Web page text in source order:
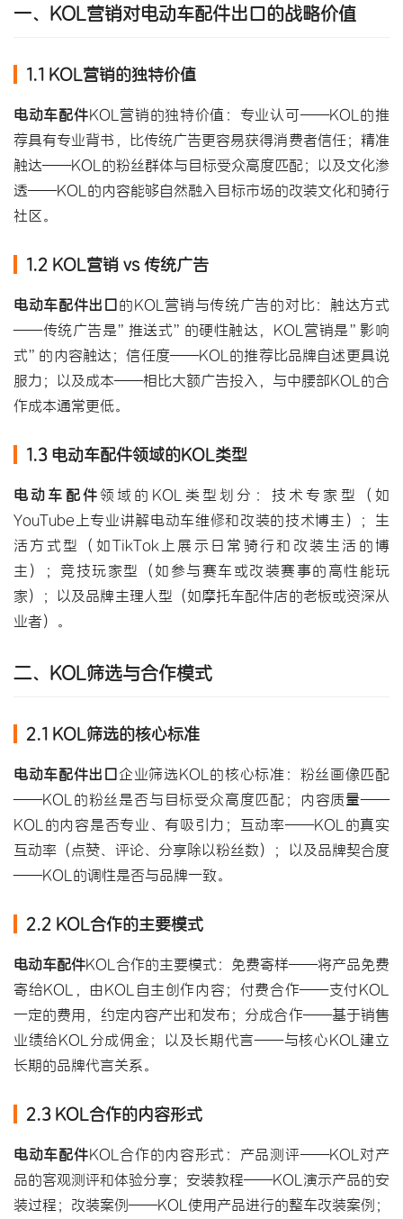
一、KOL营销对电动车配件出口的战略价值
1.1 KOL营销的独特价值
电动车配件KOL营销的独特价值：专业认可——KOL的推
荐具有专业背书，比传统广告更容易获得消费者信任；精准
触达——KOL的粉丝群体与目标受众高度匹配；以及文化渗
透——KOL的内容能够自然融入目标市场的改装文化和骑行
社区。
1.2 KOL营销 vs 传统广告
电动车配件出口的KOL营销与传统广告的对比：触达方式
——传统广告是”推送式”的硬性触达，KOL营销是”影响
式”的内容触达；信任度——KOL的推荐比品牌自述更具说
服力；以及成本——相比大额广告投入，与中腰部KOL的合
作成本通常更低。
1.3 电动车配件领域的KOL类型
电动车配件领域的KOL类型划分：技术专家型（如
YouTube上专业讲解电动车维修和改装的技术博主）；生
活方式型（如TikTok上展示日常骑行和改装生活的博
主）；竞技玩家型（如参与赛车或改装赛事的高性能玩
家）；以及品牌主理人型（如摩托车配件店的老板或资深从
业者）。
二、KOL筛选与合作模式
2.1 KOL筛选的核心标准
电动车配件出口企业筛选KOL的核心标准：粉丝画像匹配
——KOL的粉丝是否与目标受众高度匹配；内容质量——
KOL的内容是否专业、有吸引力；互动率——KOL的真实
互动率（点赞、评论、分享除以粉丝数）；以及品牌契合度
——KOL的调性是否与品牌一致。
2.2 KOL合作的主要模式
电动车配件KOL合作的主要模式：免费寄样——将产品免费
寄给KOL，由KOL自主创作内容；付费合作——支付KOL
一定的费用，约定内容产出和发布；分成合作——基于销售
业绩给KOL分成佣金；以及长期代言——与核心KOL建立
长期的品牌代言关系。
2.3 KOL合作的内容形式
电动车配件KOL合作的内容形式：产品测评——KOL对产
品的客观测评和体验分享；安装教程——KOL演示产品的安
装过程；改装案例——KOL使用产品进行的整车改装案例；